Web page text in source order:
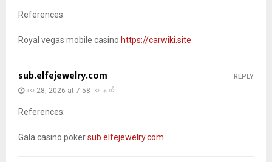
References:
Royal vegas mobile casino https://carwiki.site
sub.elfejewelry.com
မေ 28, 2026 at 7:58 မနက်
References:
Gala casino pokersub.elfejewelry.com
REPLY